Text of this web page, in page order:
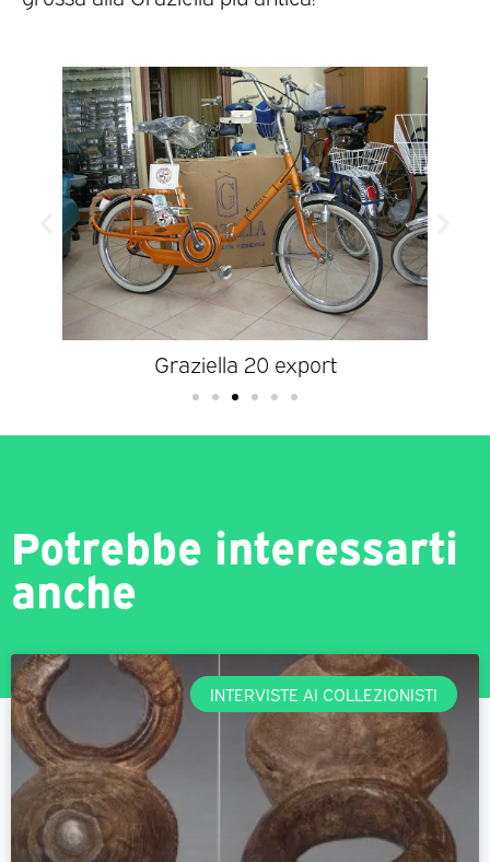
Graziella 20 export
Potrebbe interessarti
anche
INTERVISTE AI COLLEZIONISTI